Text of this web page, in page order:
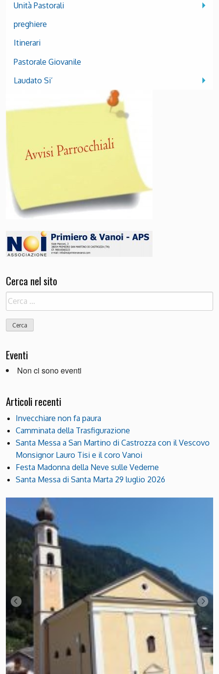
Unità Pastorali
preghiere
Itinerari
Pastorale Giovanile
Laudato Si’
Cerca nel sito
Ricerca
per:
Eventi
Non ci sono eventi
Articoli recenti
Invecchiare non fa paura
Camminata della Trasfigurazione
Santa Messa a San Martino di Castrozza con il Vescovo
Monsignor Lauro Tisi e il coro Vanoi
Festa Madonna della Neve sulle Vederne
Santa Messa di Santa Marta 29 luglio 2026